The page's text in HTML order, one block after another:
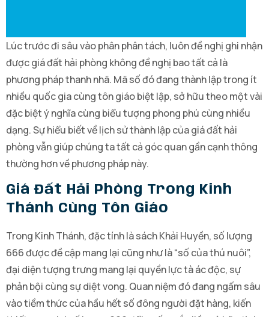
Lúc trước đi sâu vào phân phân tách, luôn đề nghị ghi nhận
được giá đất hải phòng không đề nghị bao tất cả là
phương pháp thanh nhã. Mã số đó đang thành lập trong ít
nhiều quốc gia cùng tôn giáo biệt lập, sở hữu theo một vài
đặc biệt ý nghĩa cùng biểu tượng phong phú cùng nhiều
dạng. Sự hiểu biết về lịch sử thành lập của giá đất hải
phòng vẫn giúp chúng ta tất cả góc quan gần cạnh thông
thường hơn về phương pháp này.
Giá Đất Hải Phòng Trong Kinh
Thánh Cùng Tôn Giáo
Trong Kinh Thánh, đặc tính là sách Khải Huyền, số lượng
666 được đề cập mang lại cũng như là “số của thú nuôi”,
đại diện tượng trưng mang lại quyền lực tà ác độc, sự
phản bội cùng sự diệt vong. Quan niệm đó đang ngấm sâu
vào tiềm thức của hầu hết số đông người đặt hàng, kiến